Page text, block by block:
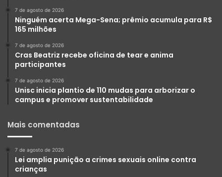
7 de agosto de 2026
Ninguém acerta Mega-Sena; prêmio acumula para R$
165 milhões
7 de agosto de 2026
Cras Beatriz recebe oficina de tear e anima
participantes
7 de agosto de 2026
Unisc inicia plantio de 110 mudas para arborizar o
campus e promover sustentabilidade
Mais comentadas
7 de agosto de 2026
Lei amplia punição a crimes sexuais online contra
crianças